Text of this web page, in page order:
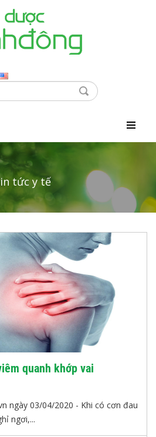
tức y tế
quanh khớp vai
ngày 03/04/2020 - Khi có cơn đau
ngơi,...